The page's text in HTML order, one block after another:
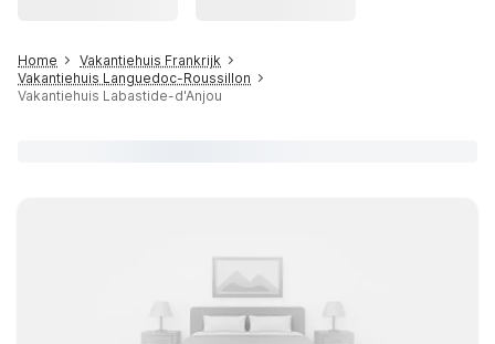
Home
Vakantiehuis Frankrijk
Vakantiehuis Languedoc-Roussillon
Vakantiehuis Labastide-d'Anjou